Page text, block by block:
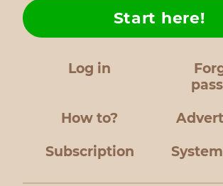
Log in
How to?
Start here!
Subscription